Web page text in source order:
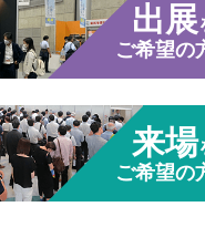
出展
ご希望の
来場
ご希望の